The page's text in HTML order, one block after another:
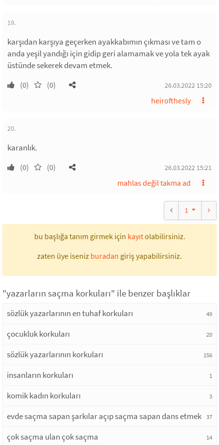
19.
karşıdan karşıya geçerken ayakkabımın çıkması ve tam o
anda yeşil yandığı için gidip geri alamamak ve yola tek ayak
üstünde sekerek devam etmek.
(0) (0) 26.03.2022 15:20
heirofthesly
20.
karanlık.
(0) (0) 26.03.2022 15:21
mahlas değil takma ad
1
bu başlığa tanım girmek için kayıtolabilirsiniz.
zaten üye iseniz buradan giriş yapabilirsiniz.
"yazarların saçma korkuları" ile benzer başlıklar
sözlük yazarlarının en tuhaf korkuları 49
çocukluk korkuları 20
sözlük yazarlarının korkuları 156
insanların korkuları 1
komik kadın korkuları 3
evde saçma sapan şarkılar açıp saçma sapan dans etmek 37
çok saçma ulan çok saçma 14